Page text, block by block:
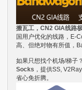
搬瓦工，CN2 GIA线路
国用户优化的线路，E-
高、但绝对物有所值，
如果只想找个机场/梯子
Socks ，提供SS,
省心免折腾。